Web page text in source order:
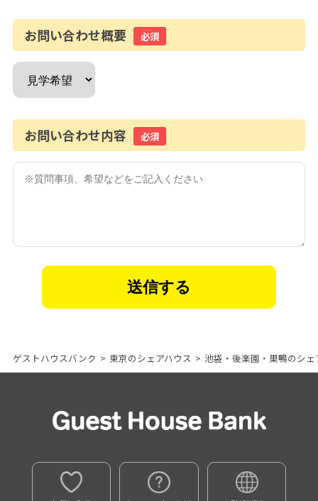
お問い合わせ概要 必須
お問い合わせ内容 必須
ゲストハウスバンク > 東京のシェアハウス > 池袋・後楽園・巣鴨のシェ